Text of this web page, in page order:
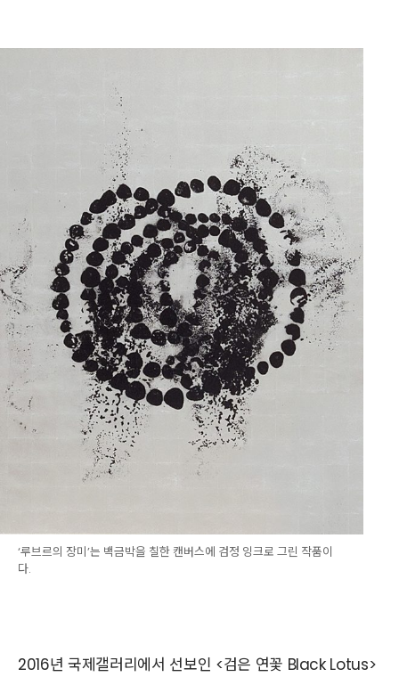
‘루브르의 장미’는 백금박을 칠한 캔버스에 검정 잉크로 그린 작품이
다.
2016년 국제갤러리에서 선보인 <검은 연꽃 Black Lotus>